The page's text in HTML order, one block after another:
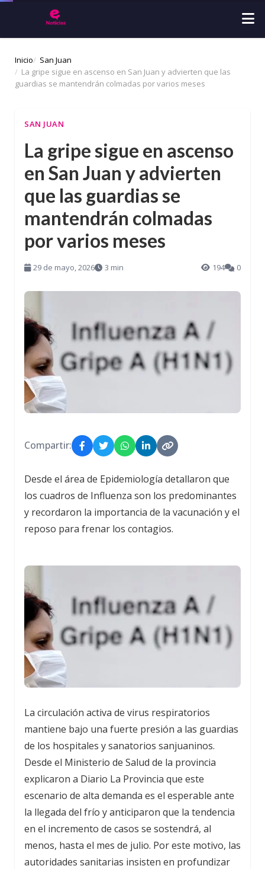
Inicio
San Juan
La gripe sigue en ascenso en San Juan y advierten que las
guardias se mantendrán colmadas por varios meses
SAN JUAN
La gripe sigue en ascenso
en San Juan y advierten
que las guardias se
mantendrán colmadas
por varios meses
29 de mayo, 2026 3 min 194 0
Compartir:
Desde el área de Epidemiología detallaron que
los cuadros de Influenza son los predominantes
y recordaron la importancia de la vacunación y el
reposo para frenar los contagios.
La circulación activa de virus respiratorios
mantiene bajo una fuerte presión a las guardias
de los hospitales y sanatorios sanjuaninos.
Desde el Ministerio de Salud de la provincia
explicaron a Diario La Provincia que este
escenario de alta demanda es el esperable ante
la llegada del frío y anticiparon que la tendencia
en el incremento de casos se sostendrá, al
menos, hasta el mes de julio. Por este motivo, las
autoridades sanitarias insisten en profundizar